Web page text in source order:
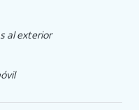
al exterior